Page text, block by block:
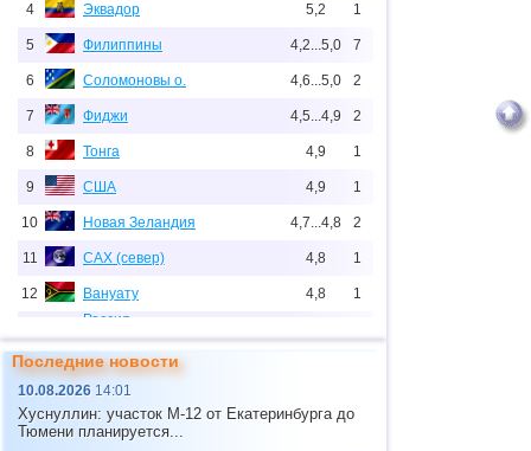
4 Эквадор 5,2 1
5 Филиппины 4,2...5,0 7
6 Соломоновы о. 4,6...5,0 2
7 Фиджи 4,5...4,9 2
8 Тонга 4,9 1
9 США 4,9 1
10 Новая Зеландия 4,7...4,8 2
11 САХ (север) 4,8 1
12 Вануату 4,8 1
13
Россия
1Сахалинская
область
4,0...4,7 2
14 Перу
15 Аргентина
Последние новости
10.08.2026 14:01
Хуснуллин: участок М-12 от Екатеринбурга до
Тюмени планируется...